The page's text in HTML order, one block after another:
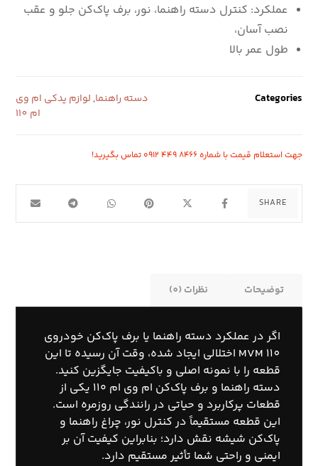
عملکرد: کنترل دسته راهنما، نور، برف پاک‌کن جلو و عقب
نصب آسان،
طول عمر بالا
Categories دسته راهنما, لوازم یدکی ام وی
ام 110
جهت استعلام قیمت با شماره ۸۴۶۶ ۴۴۹ ۰۹۱۲ تماس بگیرید!
توضیحات نظرات (0)
اگر در عملکرد دسته راهنما یا برف پاک‌کن خودروی
MVM 110 اختلالی ایجاد شده، وقت آن رسیده تا این
قطعه را با نمونه اصلی و باکیفیت جایگزین کنید.
دسته راهنما و برف پاک‌کن ام وی ام ۱۱۰ یکی از
قطعات پرکاربرد و حیاتی در رانندگی روزمره است.
این قطعه مستقیماً در کنترل نور، چراغ راهنما و
پاک‌کن شیشه نقش دارد؛ بنابراین کیفیت آن بر
ایمنی و راحتی شما تأثیر مستقیم دارد.